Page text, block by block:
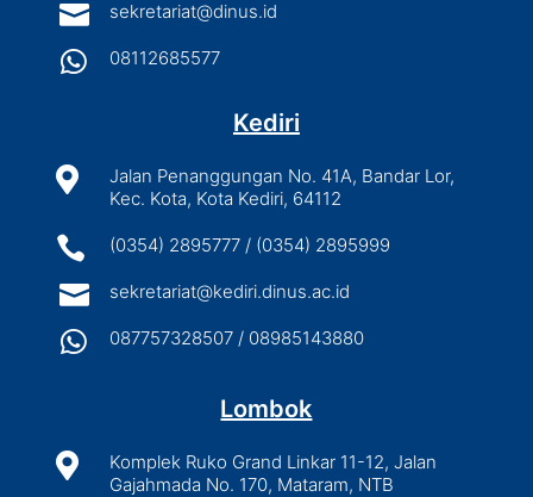
 sekretariat@dinus.id
 08112685577
Kediri

Jalan Penanggungan No. 41A, Bandar Lor,
Kec. Kota, Kota Kediri, 64112
 (0354) 2895777 / (0354) 2895999
 sekretariat@kediri.dinus.ac.id
 087757328507 / 08985143880
Lombok

Komplek Ruko Grand Linkar 11-12, Jalan
Gajahmada No. 170, Mataram, NTB